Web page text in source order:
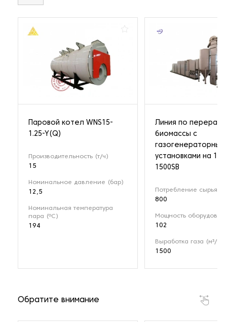
Паровой котел WNS15-
1.25-Y(Q)
Производительность (т/ч)
15
Номинальное давление (бар)
12,5
Номинальная температура
пара (ºС)
194
Линия по
биомассы с
установками на 1
1500SB
Потребление сырья
800
Мощность
102
Выработка газа (м³/ч)
1500
Обратите внимание